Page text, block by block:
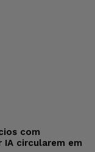
com
circularem em